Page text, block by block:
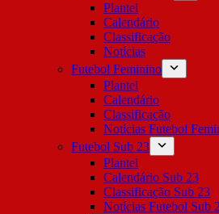
Plantel
Calendário
Classificação
Notícias
Futebol Feminino
Plantel
Calendário
Classificação
Notícias Futebol
Futebol Sub 23
Plantel
Calendário Sub 23
Classificação Sub 23
Notícias Futebol Sub